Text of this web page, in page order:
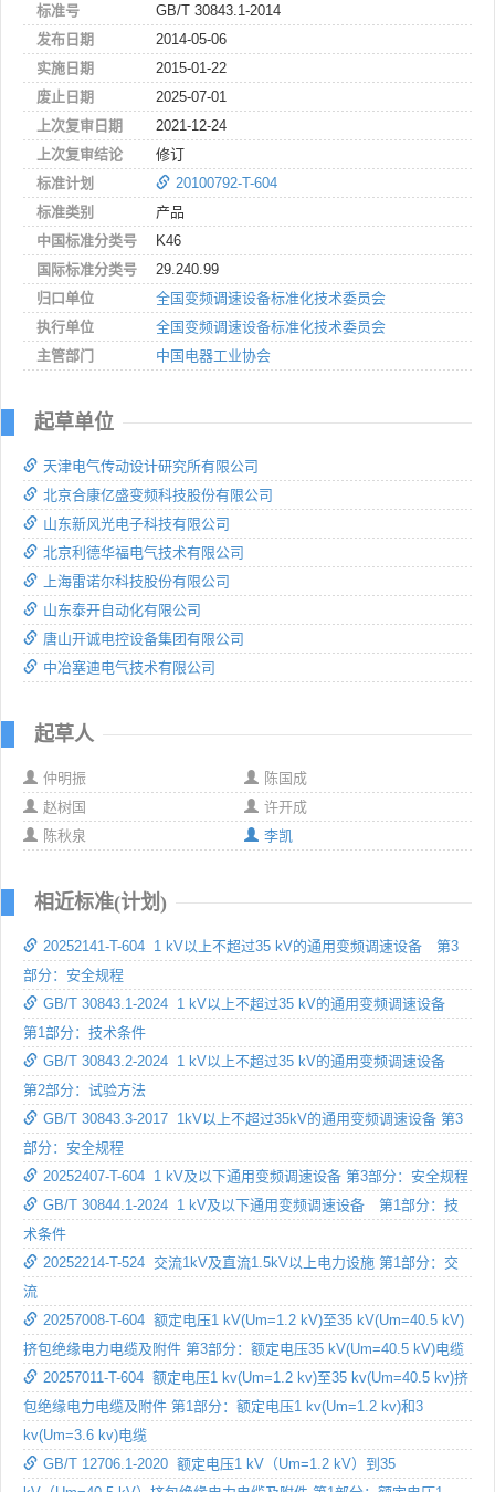
标准号
GB/T 30843.1-2014
发布日期
2014-05-06
实施日期
2015-01-22
废止日期
2025-07-01
上次复审日期
2021-12-24
上次复审结论
修订
标准计划
20100792-T-604
标准类别
产品
中国标准分类号
K46
国际标准分类号
29.240.99
归口单位
全国变频调速设备标准化技术委员会
执行单位
全国变频调速设备标准化技术委员会
主管部门
中国电器工业协会
起草单位
天津电气传动设计研究所有限公司
北京合康亿盛变频科技股份有限公司
山东新风光电子科技有限公司
北京利德华福电气技术有限公司
上海雷诺尔科技股份有限公司
山东泰开自动化有限公司
唐山开诚电控设备集团有限公司
中冶塞迪电气技术有限公司
起草人
仲明振
陈国成
赵树国
许开成
陈秋泉
李凯
相近标准(计划)
20252141-T-604 1 kV以上不超过35 kV的通用变频调速设备 第3
部分：安全规程
GB/T 30843.1-2024 1 kV以上不超过35 kV的通用变频调速设备
第1部分：技术条件
GB/T 30843.2-2024 1 kV以上不超过35 kV的通用变频调速设备
第2部分：试验方法
GB/T 30843.3-2017 1kV以上不超过35kV的通用变频调速设备 第3
部分：安全规程
20252407-T-604 1 kV及以下通用变频调速设备 第3部分：安全规程
GB/T 30844.1-2024 1 kV及以下通用变频调速设备 第1部分：技
术条件
20252214-T-524 交流1kV及直流1.5kV以上电力设施 第1部分：交
流
20257008-T-604 额定电压1 kV(Um=1.2 kV)至35 kV(Um=40.5 kV)
挤包绝缘电力电缆及附件 第3部分：额定电压35 kV(Um=40.5 kV)电缆
20257011-T-604 额定电压1 kv(Um=1.2 kv)至35 kv(Um=40.5 kv)挤
包绝缘电力电缆及附件 第1部分：额定电压1 kv(Um=1.2 kv)和3
kv(Um=3.6 kv)电缆
GB/T 12706.1-2020 额定电压1 kV（Um=1.2 kV）到35